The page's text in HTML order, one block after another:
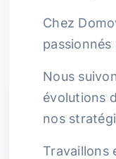
Chez
passionnés
Nous
évolutions
nos
Travaillons